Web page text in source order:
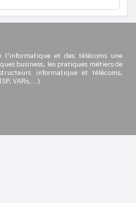
l'informatique et des télécoms une
business, les pratiques métiers de
informatique et télécoms,
VARs,...)